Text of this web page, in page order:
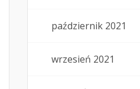
październik 2021
wrzesień 2021